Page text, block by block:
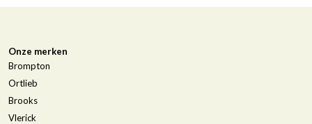
Onze merken
Brompton
Ortlieb
Brooks
Vlerick